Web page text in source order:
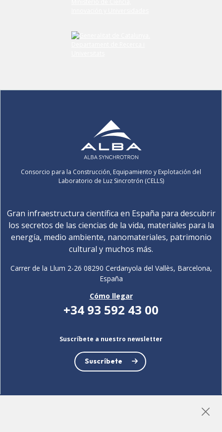
Consorcio para la Construcción, Equipamiento y Explotación del
Laboratorio de Luz Sincrotrón (CELLS)
Gran infraestructura científica en España para descubrir
los secretos de las ciencias de la vida, materiales para la
energía, medio ambiente, nanomateriales, patrimonio
cultural y muchos más.
Carrer de la Llum 2-26 08290 Cerdanyola del Vallès, Barcelona,
España
Cómo llegar
+34 93 592 43 00
Suscríbete a nuestro newsletter
Suscríbete